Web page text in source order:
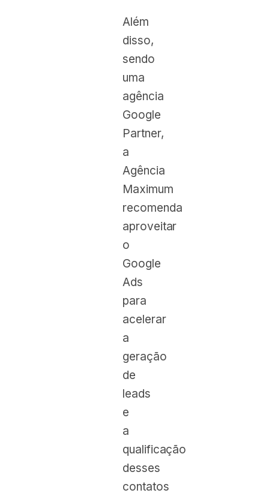
Além
disso,
sendo
uma
agência
Google
Partner,
a
Agência
Maximum
recomenda
aproveitar
o
Google
Ads
para
acelerar
a
geração
de
leads
e
a
qualificação
desses
contatos